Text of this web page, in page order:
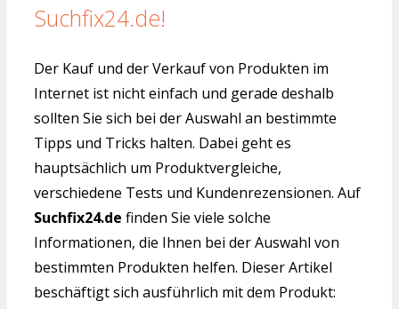
Suchfix24.de!
Der Kauf und der Verkauf von Produkten im
Internet ist nicht einfach und gerade deshalb
sollten Sie sich bei der Auswahl an bestimmte
Tipps und Tricks halten. Dabei geht es
hauptsächlich um Produktvergleiche,
verschiedene Tests und Kundenrezensionen. Auf
Suchfix24.de finden Sie viele solche
Informationen, die Ihnen bei der Auswahl von
bestimmten Produkten helfen. Dieser Artikel
beschäftigt sich ausführlich mit dem Produkt: